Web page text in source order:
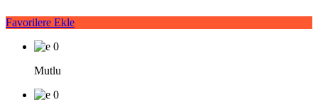
Favorilere Ekle
0
Mutlu
0